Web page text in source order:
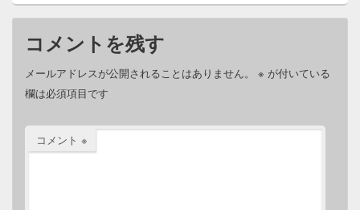
コメントを残す
メールアドレスが公開されることはありません。 ※ が付いている
欄は必須項目です
コメント ※